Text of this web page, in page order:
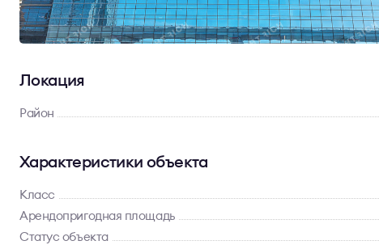
Локация
Район
Характеристики объекта
Класс
Арендопригодная площадь
Статус объекта